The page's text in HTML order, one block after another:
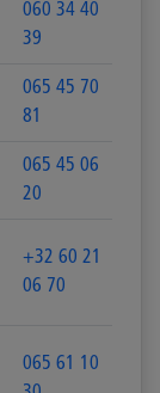
060 34 40
39
065 45 70
81
065 45 06
20
+32 60 21
06 70
065 61 10